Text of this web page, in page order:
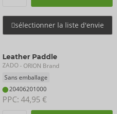
sélectionner la liste d'envie
Leather Paddle
ZADO- ORION Brand
Sans emballage
20406201000
PPC: 44,95 €